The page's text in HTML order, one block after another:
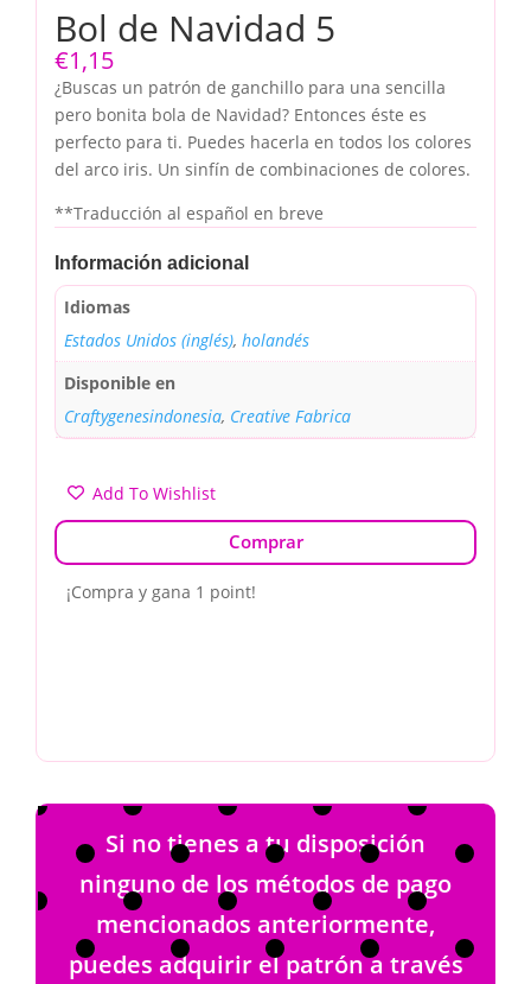
Bol de Navidad 5
€1,15
¿Buscas un patrón de ganchillo para una sencilla
pero bonita bola de Navidad? Entonces éste es
perfecto para ti. Puedes hacerla en todos los colores
del arco iris. Un sinfín de combinaciones de colores.
**Traducción al español en breve
Información adicional
Idiomas
Estados Unidos (inglés), holandés
Disponible en
Craftygenesindonesia, Creative Fabrica
Add To Wishlist
Comprar
¡Compra y gana 1 point!
Si no tienes a tu disposición
ninguno de los métodos de pago
mencionados anteriormente,
puedes adquirir el patrón a través